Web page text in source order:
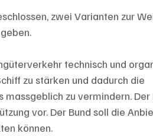
zwei Varianten zur
technisch und
zu stärken und dadurch die
zu vermindern. Der
vor. Der Bund soll die
können.